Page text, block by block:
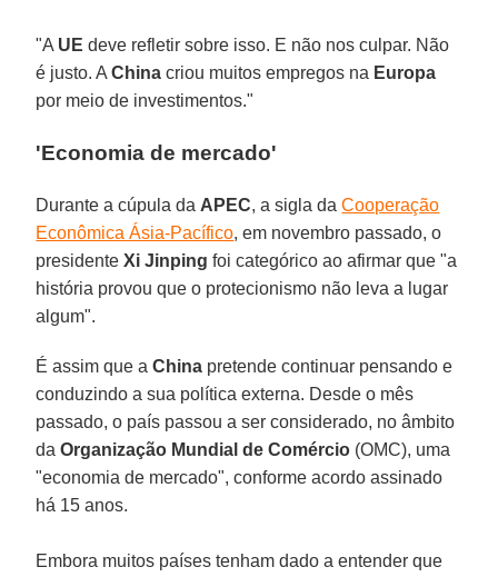
"A UE deve refletir sobre isso. E não nos culpar. Não
é justo. AChina criou muitos empregos na Europa
por meio de investimentos."
'Economia de mercado'
Durante a cúpula da APEC, a sigla daCooperação
Econômica Ásia-Pacífico, em novembro passado, o
presidenteXi Jinping foi categórico ao afirmar que "a
história provou que o protecionismo não leva a lugar
algum".
É assim que aChina pretende continuar pensando e
conduzindo a sua política externa. Desde o mês
passado, o país passou a ser considerado, no âmbito
daOrganização Mundial de Comércio (OMC), uma
"economia de mercado", conforme acordo assinado
há 15 anos.
Embora muitos países tenham dado a entender que